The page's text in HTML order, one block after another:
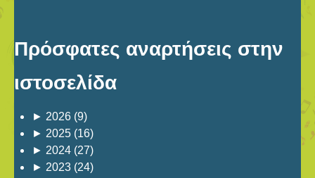
Πρόσφατες αναρτήσεις στην
ιστοσελίδα
► 2026 (9)
► 2025 (16)
► 2024 (27)
► 2023 (24)